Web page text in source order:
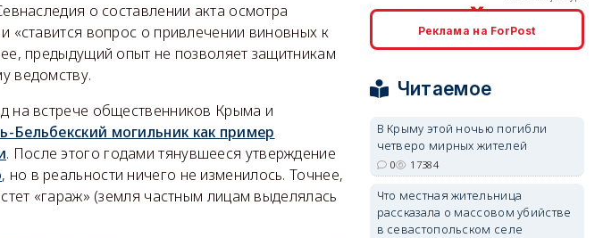
о составлении акта осмотра
«ставится вопрос о привлечении виновных к
предыдущий опыт не позволяет защитникам
ведомству.
на встрече общественников Крыма и
Бельбекский могильник как пример
. После этого годами тянувшееся утверждение
, но в реальности ничего не изменилось. Точнее,
«гараж» (земля частным лицам выделялась
erid: 2SDnjcrDNw6
Реклама на ForPost
Читаемое
В Крыму этой ночью погибли
четверо мирных жителей
0 17384
Что местная жительница
рассказала о массовом убийстве
в севастопольском селе